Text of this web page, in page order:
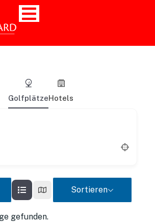
GolfplätzeHotels
Sortieren
gefunden.